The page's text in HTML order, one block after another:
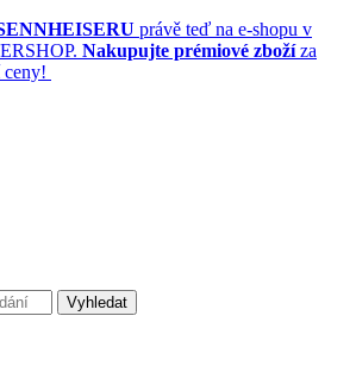
právě teď na e-shopu v
Nakupujte prémiové zbožíza
ceny!
Vyhledat